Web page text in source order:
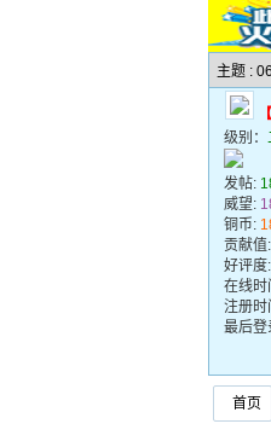
主题 :
级别：
发帖:
威望:
铜币:
贡献值:
好评度:
在线时
注册时
最后登
首页